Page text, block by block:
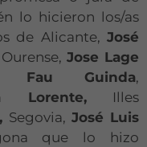
lo hicieron los/as
de Alicante, José
Jose Lage
Fau Guinda,
Lorente,Illes
Segovia, José Luis
que lo hizo